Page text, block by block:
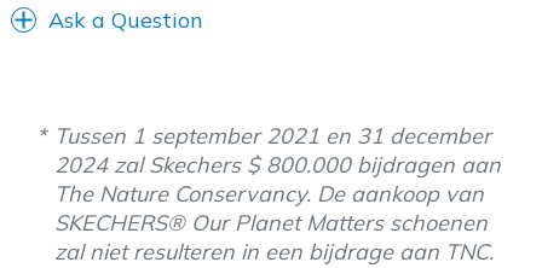
Ask a Question
Tussen 1 september 2021 en 31 december
2024 zal Skechers $ 800.000 bijdragen aan
The Nature Conservancy. De aankoop van
SKECHERS® Our Planet Matters schoenen
zal niet resulteren in een bijdrage aan TNC.